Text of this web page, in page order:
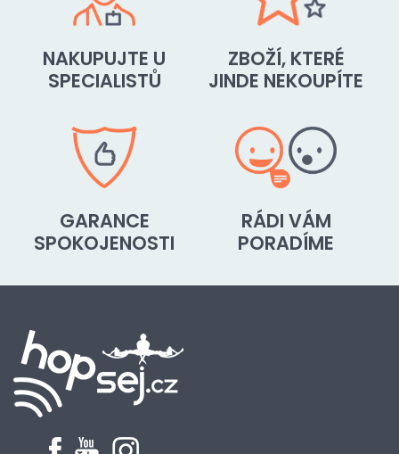
NAKUPUJTE U
SPECIALISTŮ
ZBOŽÍ, KTERÉ
JINDE NEKOUPÍTE
GARANCE
SPOKOJENOSTI
RÁDI VÁM
PORADÍME